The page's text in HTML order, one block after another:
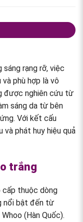
sáng rạng rỡ, việc
phù hợp là vô
được nghiên cứu từ
sáng da từ bên
Với kết cấu
và phát huy hiệu quả
trắng
cấp thuộc dòng
nổi bật đến từ
(Hàn Quốc).